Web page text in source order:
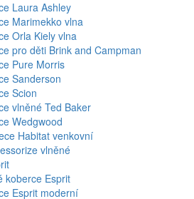
Laura Ashley
Marimekko vlna
Orla Kiely vlna
pro děti Brink and Campman
Pure Morris
Sanderson
Scion
vlněné Ted Baker
Wedgwood
Habitat venkovní
vlněné
koberce Esprit
Esprit moderní